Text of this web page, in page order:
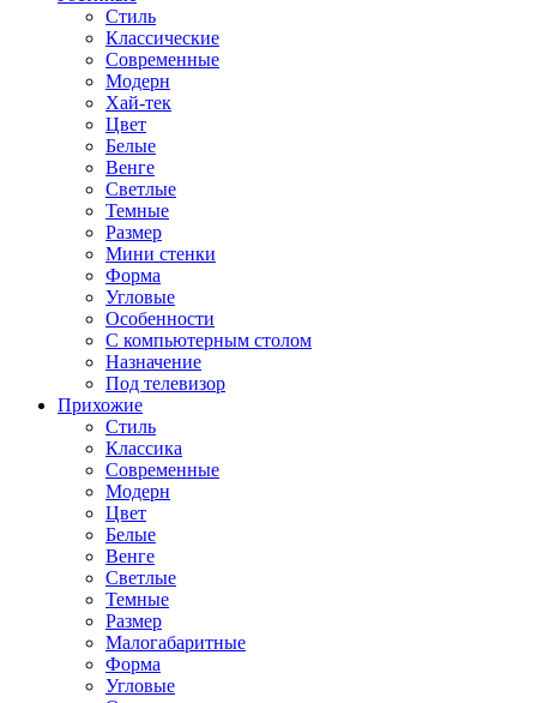
Стиль
Классические
Современные
Модерн
Хай-тек
Цвет
Белые
Венге
Светлые
Темные
Размер
Мини стенки
Форма
Угловые
Особенности
С компьютерным столом
Назначение
Под телевизор
Прихожие
Стиль
Классика
Современные
Модерн
Цвет
Белые
Венге
Светлые
Темные
Размер
Малогабаритные
Форма
Угловые